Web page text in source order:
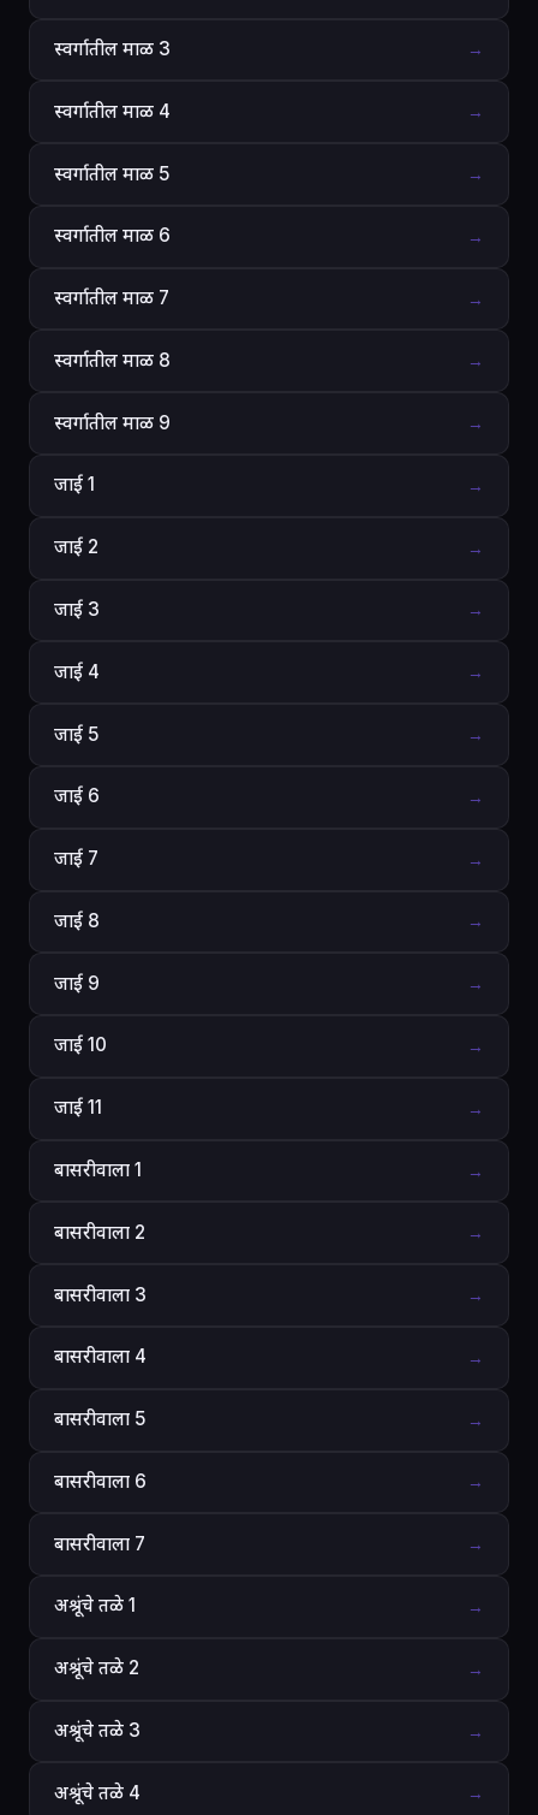
स्वर्गातील माळ 3 →
स्वर्गातील माळ 4 →
स्वर्गातील माळ 5 →
स्वर्गातील माळ 6 →
स्वर्गातील माळ 7 →
स्वर्गातील माळ 8 →
स्वर्गातील माळ 9 →
जाई 1 →
जाई 2 →
जाई 3 →
जाई 4 →
जाई 5 →
जाई 6 →
जाई 7 →
जाई 8 →
जाई 9 →
जाई 10 →
जाई 11 →
बासरीवाला 1 →
बासरीवाला 2 →
बासरीवाला 3 →
बासरीवाला 4 →
बासरीवाला 5 →
बासरीवाला 6 →
बासरीवाला 7 →
अश्रूंचे तळे 1 →
अश्रूंचे तळे 2 →
अश्रूंचे तळे 3 →
अश्रूंचे तळे 4 →